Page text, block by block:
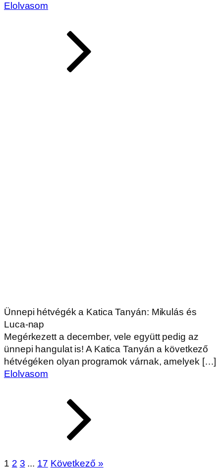
Elolvasom
Ünnepi hétvégék a Katica Tanyán: Mikulás és
Luca-nap
Megérkezett a december, vele együtt pedig az
ünnepi hangulat is! A Katica Tanyán a következő
hétvégéken olyan programok várnak, amelyek […]
Elolvasom
1 2 3 ... 17 Következő »